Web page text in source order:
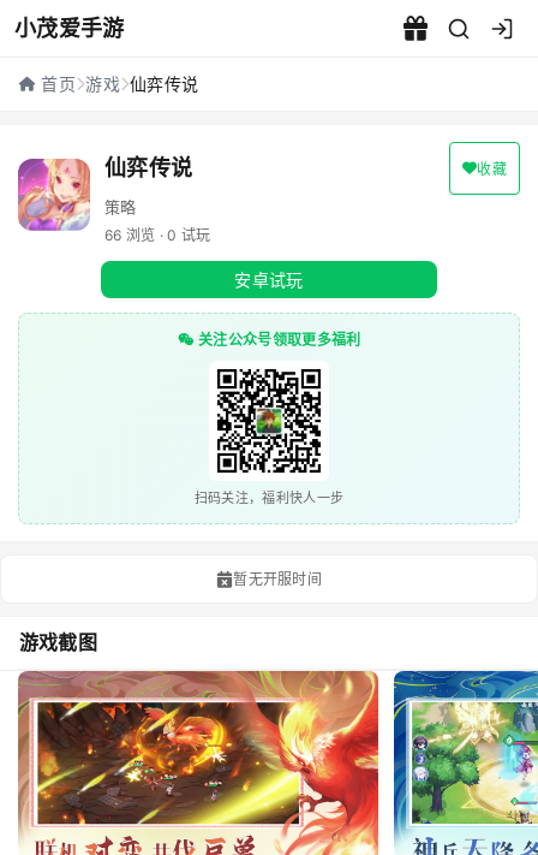
小茂爱手游
仙弈传说 - 小茂爱手游
首页 游戏 仙弈传说
仙弈传说 收藏
策略
66 浏览 · 0 试玩
安卓试玩
关注公众号领取更多福利
扫码关注，福利快人一步
暂无开服时间
游戏截图